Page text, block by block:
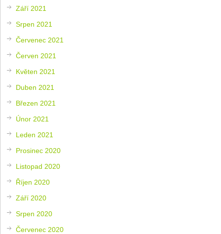
Září 2021
Srpen 2021
Červenec 2021
Červen 2021
Květen 2021
Duben 2021
Březen 2021
Únor 2021
Leden 2021
Prosinec 2020
Listopad 2020
Říjen 2020
Září 2020
Srpen 2020
Červenec 2020